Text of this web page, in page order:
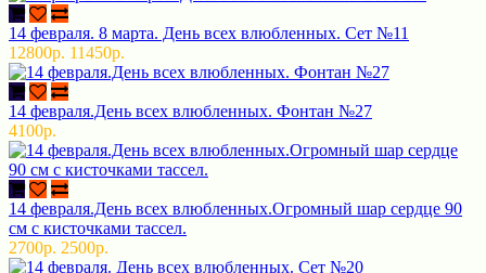
14 февраля. 8 марта. День всех влюбленных. Сет №11
12800р. 11450р.
14 февраля.День всех влюбленных. Фонтан №27
4100р.
14 февраля.День всех влюбленных.Огромный шар сердце 90
см с кисточками тассел.
2700р. 2500р.